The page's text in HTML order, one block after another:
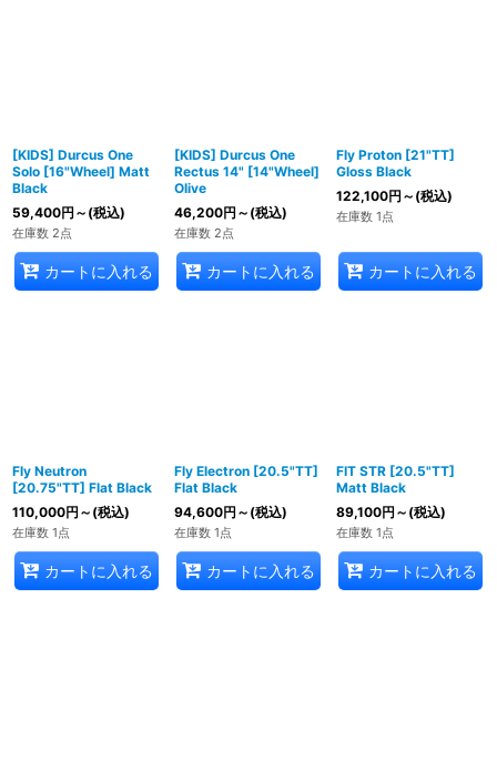
[KIDS] Durcus One
Solo [16"Wheel] Matt
Black
59,400円 ～ (税込)
在庫数 2点
カートに入れる
[KIDS] Durcus One
Rectus 14" [14"Wheel]
Olive
46,200円 ～ (税込)
在庫数 2点
カートに入れる
Fly Proton [21"TT]
Gloss Black
122,100円 ～ (税込)
在庫数 1点
カートに入れる
Fly Neutron
[20.75"TT] Flat Black
110,000円 ～ (税込)
在庫数 1点
カートに入れる
Fly Electron [20.5"TT]
Flat Black
94,600円 ～ (税込)
在庫数 1点
カートに入れる
FIT STR [20.5"TT]
Matt Black
89,100円 ～ (税込)
在庫数 1点
カートに入れる